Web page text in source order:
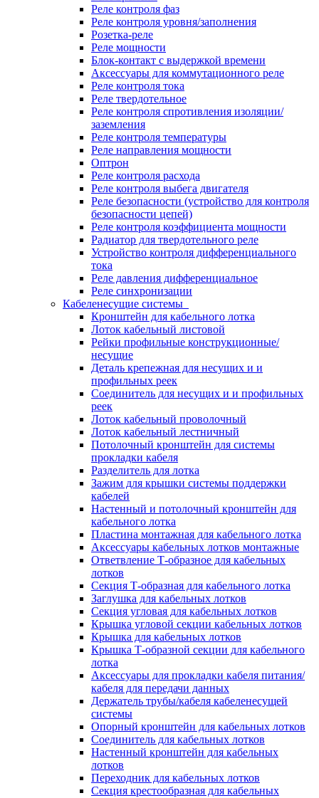
Реле контроля фаз
Реле контроля уровня/заполнения
Розетка-реле
Реле мощности
Блок-контакт с выдержкой времени
Аксессуары для коммутационного реле
Реле контроля тока
Реле твердотельное
Реле контроля спротивления изоляции/
заземления
Реле контроля температуры
Реле направления мощности
Оптрон
Реле контроля расхода
Реле контроля выбега двигателя
Реле безопасности (устройство для контроля
безопасности цепей)
Реле контроля коэффициента мощности
Радиатор для твердотельного реле
Устройство контроля дифференциального
тока
Реле давления дифференциальное
Реле синхронизации
Кабеленесущие системы
Кронштейн для кабельного лотка
Лоток кабельный листовой
Рейки профильные конструкционные/
несущие
Деталь крепежная для несущих и и
профильных реек
Соединитель для несущих и и профильных
реек
Лоток кабельный проволочный
Лоток кабельный лестничный
Потолочный кронштейн для системы
прокладки кабеля
Разделитель для лотка
Зажим для крышки системы поддержки
кабелей
Настенный и потолочный кронштейн для
кабельного лотка
Пластина монтажная для кабельного лотка
Аксессуары кабельных лотков монтажные
Ответвление Т-образное для кабельных
лотков
Секция Т-образная для кабельного лотка
Заглушка для кабельных лотков
Секция угловая для кабельных лотков
Крышка угловой секции кабельных лотков
Крышка для кабельных лотков
Крышка Т-образной секции для кабельного
лотка
Аксессуары для прокладки кабеля питания/
кабеля для передачи данных
Держатель трубы/кабеля кабеленесущей
системы
Опорный кронштейн для кабельных лотков
Соединитель для кабельных лотков
Настенный кронштейн для кабельных
лотков
Переходник для кабельных лотков
Секция крестообразная для кабельных